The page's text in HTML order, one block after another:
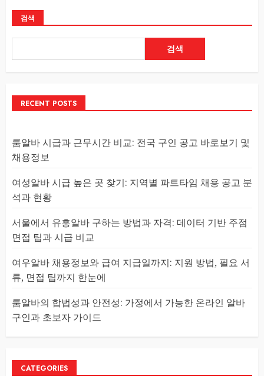
검색
검색
RECENT POSTS
룸알바 시급과 근무시간 비교: 전국 구인 공고 바로보기 및
채용정보
여성알바 시급 높은 곳 찾기: 지역별 파트타임 채용 공고 분
석과 현황
서울에서 유흥알바 구하는 방법과 자격: 데이터 기반 주점
면접 팁과 시급 비교
여우알바 채용정보와 급여 지급일까지: 지원 방법, 필요 서
류, 면접 팁까지 한눈에
룸알바의 합법성과 안전성: 가정에서 가능한 온라인 알바
구인과 초보자 가이드
CATEGORIES